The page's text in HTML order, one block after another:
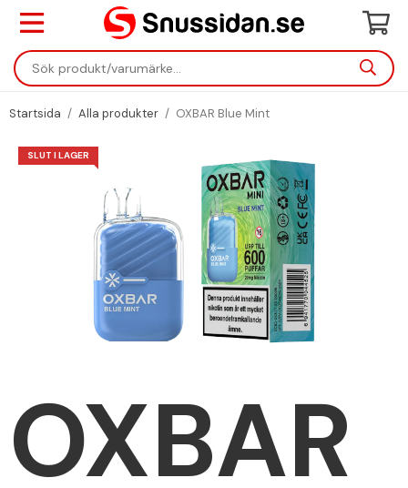
Startsida / Alla produkter / OXBAR Blue Mint
SLUT I LAGER
OXBAR